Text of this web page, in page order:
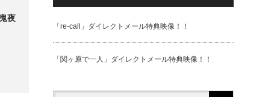
夜
「re-call」ダイレクトメール特典映像！！
「関ヶ原で⼀⼈」ダイレクトメール特典映像！！